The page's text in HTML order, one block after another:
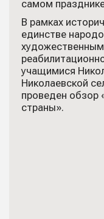
самом
В рамках
единстве
учащимися
Николаевской
проведен обзор
страны».